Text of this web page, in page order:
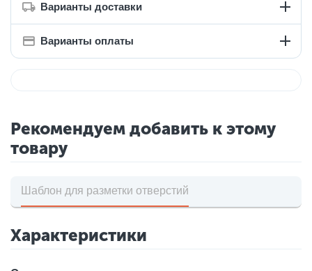
Варианты доставки
Варианты оплаты
Рекомендуем добавить к этому
товару
Шаблон для разметки отверстий
Характеристики